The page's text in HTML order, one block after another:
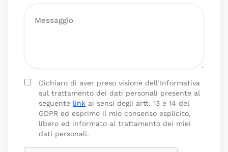
Dichiaro di aver preso visione dell’Informativa
sul trattamento dei dati personali presente al
seguente link ai sensi degli artt. 13 e 14 del
GDPR ed esprimo il mio consenso esplicito,
libero ed informato al trattamento dei miei
dati personali.